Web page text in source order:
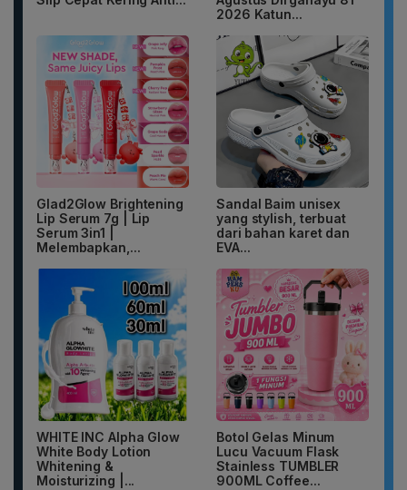
2026 Katun...
Glad2Glow Brightening
Lip Serum 7g | Lip
Serum 3in1 |
Melembapkan,...
Sandal Baim unisex
yang stylish, terbuat
dari bahan karet dan
EVA...
WHITE INC Alpha Glow
White Body Lotion
Whitening &
Moisturizing |...
Botol Gelas Minum
Lucu Vacuum Flask
Stainless TUMBLER
900ML Coffee...